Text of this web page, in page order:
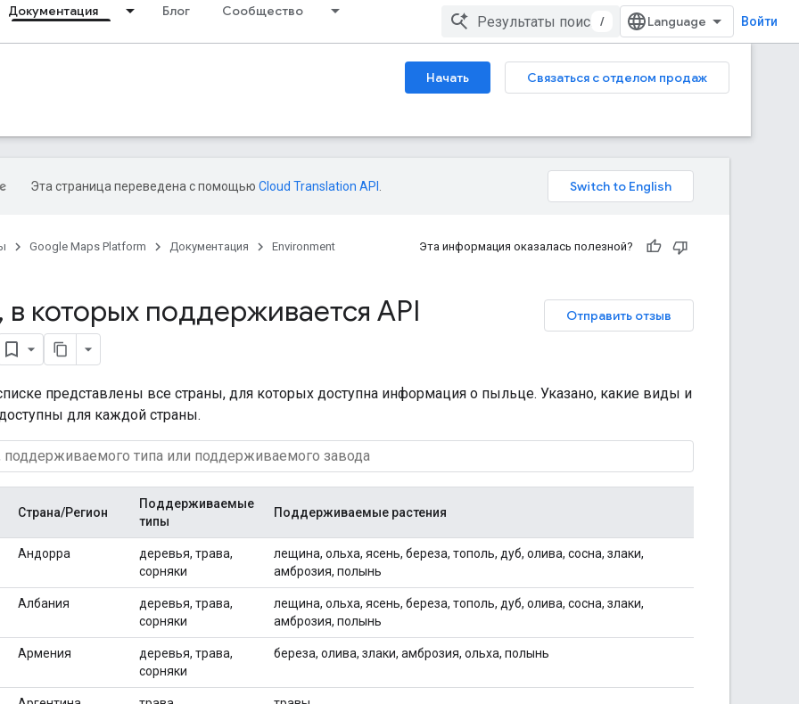
Документация Блог Сообщество
/ Войти
Начать
Связаться с отделом продаж
Эта страница переведена с помощью Cloud Translation API
Google Maps Platform Документация
Environment
Эта информация оказалась полезной?
Отправить отзыв
, в которых поддерживается API
представлены все страны, для которых доступна информация о пыльце. Указано, какие виды и
доступны для каждой страны.
Страна/Регион
Поддерживаемые
типы
Поддерживаемые растения
Андорра
деревья, трава,
сорняки
лещина, ольха, ясень, береза, тополь, дуб, олива, сосна, злаки,
амброзия, полынь
Албания
деревья, трава,
сорняки
лещина, ольха, ясень, береза, тополь, дуб, олива, сосна, злаки,
амброзия, полынь
Армения
деревья, трава,
сорняки
береза, олива, злаки, амброзия, ольха, полынь